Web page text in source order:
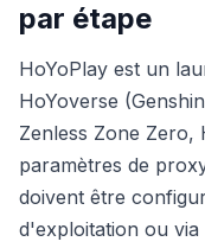
par étape
HoYoPlay est un
HoYoverse
Zenless Zone Zero,
paramètres de
doivent être
d'exploitation ou